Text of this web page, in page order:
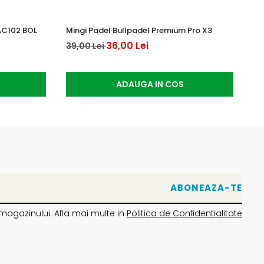
BOL Mingi Padel Bullpadel Premium Pro X3
39,00 Lei36,00 Lei
ADAUGA IN COS
Afla mai multe in Politica de Confidentialitate